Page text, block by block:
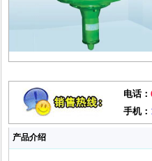
电话：
手机：
产品介绍